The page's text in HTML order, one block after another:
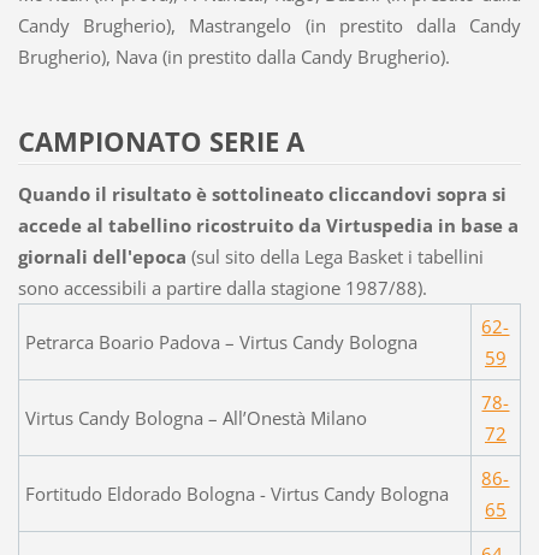
Candy Brugherio), Mastrangelo (in prestito dalla Candy
Brugherio), Nava (in prestito dalla Candy Brugherio).
CAMPIONATO SERIE A
Quando il risultato è sottolineato cliccandovi sopra si
accede al tabellino ricostruito da Virtuspedia in base a
giornali dell'epoca (sul sito della Lega Basket i tabellini
sono accessibili a partire dalla stagione 1987/88).
Petrarca Boario Padova – Virtus Candy Bologna
62-
59
Virtus Candy Bologna – All’Onestà Milano
78-
72
Fortitudo Eldorado Bologna - Virtus Candy Bologna
86-
65